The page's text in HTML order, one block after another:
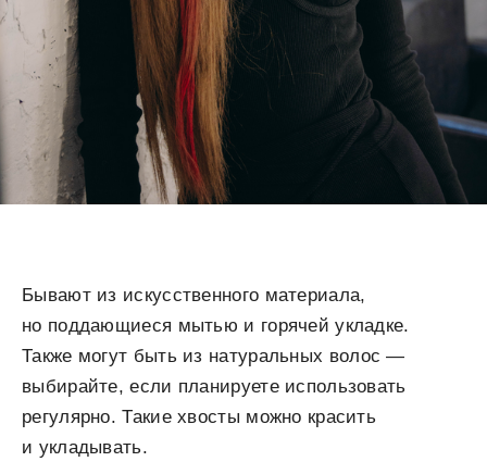
Бывают из искусственного материала,
но поддающиеся мытью и горячей укладке.
Также могут быть из натуральных волос —
выбирайте, если планируете использовать
регулярно. Такие хвосты можно красить
и укладывать.